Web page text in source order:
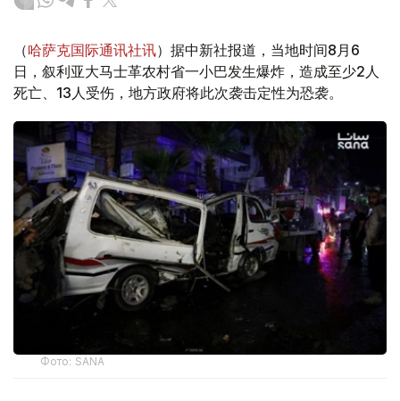
（哈萨克国际通讯社讯）据中新社报道，当地时间8月6
日，叙利亚大马士革农村省一小巴发生爆炸，造成至少2人
死亡、13人受伤，地方政府将此次袭击定性为恐袭。
Фото: SANA